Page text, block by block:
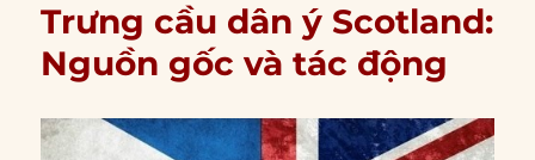
Trưng cầu dân ý Scotland:
Nguồn gốc và tác động